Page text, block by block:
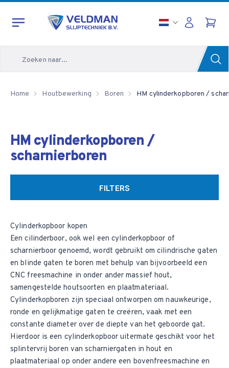
Home Houtbewerking Boren HM cylinderkopboren /
HM cylinderkopboren /
scharnierboren
FILTERS
Cylinderkopboor kopen
Een cilinderboor, ook wel een cylinderkopboor of
scharnierboor genoemd, wordt gebruikt om cilindrische gaten
en blinde gaten te boren met behulp van bijvoorbeeld een
CNC freesmachine in onder ander massief hout,
samengestelde houtsoorten en plaatmateriaal.
Cylinderkopboren zijn speciaal ontworpen om nauwkeurige,
ronde en gelijkmatige gaten te creëren, vaak met een
constante diameter over de diepte van het geboorde gat.
Hierdoor is een cylinderkopboor uitermate geschikt voor het
splintervrij boren van scharniergaten in hout en
plaatmateriaal op onder andere een bovenfreesmachine en